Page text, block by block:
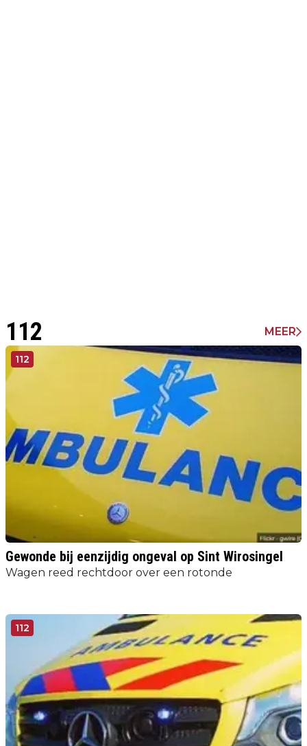
112 MEER
112
Gewonde bij eenzijdig ongeval op Sint Wirosingel
Wagen reed rechtdoor over een rotonde
112